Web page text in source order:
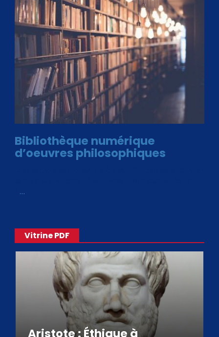
Bibliothèque numérique
d’oeuvres philosophiques
…
Vitrine PDF
Aristote : Éthique à